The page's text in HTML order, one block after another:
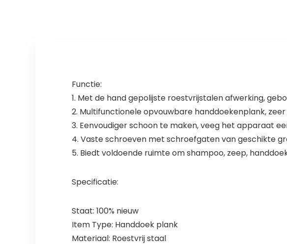
Functie:
1. Met de hand gepolijste roestvrijstalen afwerking,
2. Multifunctionele opvouwbare handdoekenplank,
3. Eenvoudiger schoon te maken, veeg het apparaat
4. Vaste schroeven met schroefgaten van geschikte
5. Biedt voldoende ruimte om shampoo, zeep,
Specificatie:
Staat: 100% nieuw
Item Type: Handdoek plank
Materiaal: Roestvrij staal